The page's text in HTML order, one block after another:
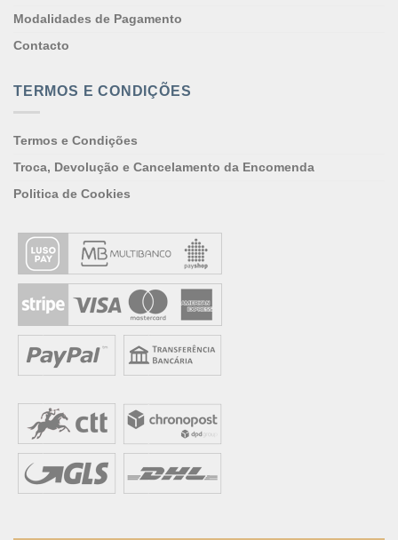
Modalidades de Pagamento
Contacto
TERMOS E CONDIÇÕES
Termos e Condições
Troca, Devolução e Cancelamento da Encomenda
Politica de Cookies